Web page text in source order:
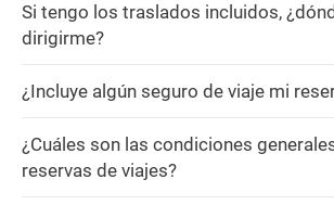
Si tengo los traslados incluidos,
dirigirme?
¿Incluye algún seguro de viaje mi
¿Cuáles son las condiciones
reservas de viajes?